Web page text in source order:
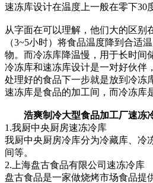
速冻库设计在温度上一般在零下30
从字面在可以理解，他们大的区别
（3~5小时）将食品温度降到合适
物。而冷冻库降温慢，用于长时间
冷冻库和速冻库设计是一对好伙伴
处理好的食品下一步就是放到冷冻
速冻库是食品的加工间，而冷冻库
浩爽制冷大型食品加工厂速冻
1.我厨中央厨房速冻冷库
我厨中央厨房冷库分为冷藏库、冷
间等。
2.上海盘古食品有限公司速冻冷库
盘古食品是一家做烧烤市场食品提